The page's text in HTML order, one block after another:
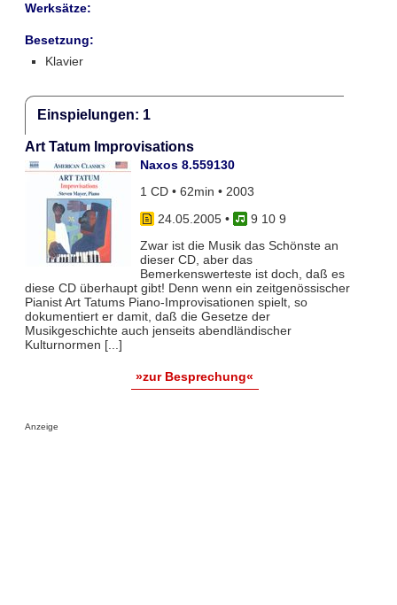
Werksätze:
Besetzung:
Klavier
Einspielungen: 1
Art Tatum Improvisations
Naxos 8.559130
1 CD • 62min • 2003
24.05.2005•
9 10 9
Zwar ist die Musik das Schönste an
dieser CD, aber das
Bemerkenswerteste ist doch, daß es
diese CD überhaupt gibt! Denn wenn ein zeitgenössischer
Pianist Art Tatums Piano-Improvisationen spielt, so
dokumentiert er damit, daß die Gesetze der
Musikgeschichte auch jenseits abendländischer
Kulturnormen [...]
»zur Besprechung«
Anzeige